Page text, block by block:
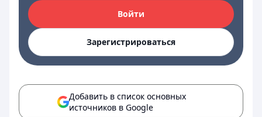
Войти
Зарегистрироваться
Добавить в список основных
источников в Google